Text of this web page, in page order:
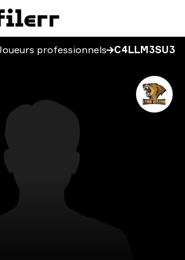
professionnels C4LLM3SU3